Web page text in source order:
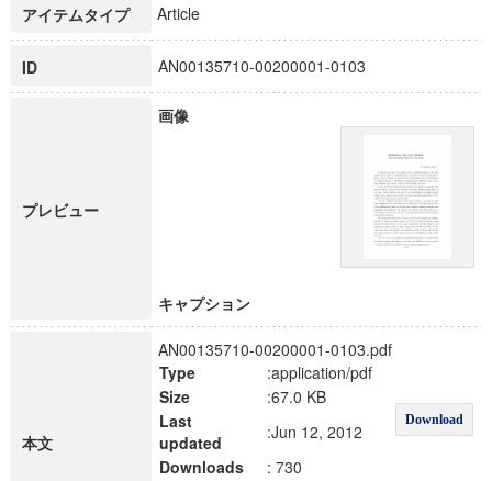
博士課程教育リーディングプログラム「超成熟社会発展のサ
アイテムタイプ Article
ID AN00135710-00200001-0103
プレビュー
画像
キャプション
本文
AN00135710-00200001-0103.pdf
Type
:application/pdf
Download
Size
:67.0 KB
Last
updated
:Jun 12, 2012
Downloads
: 730